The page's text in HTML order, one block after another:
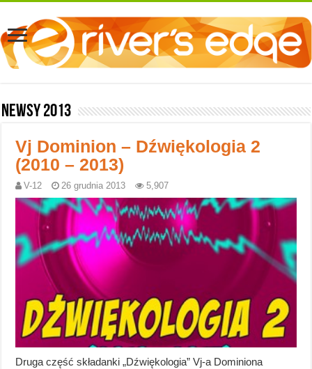
Newsy 2013
Vj Dominion – Dźwiękologia 2
(2010 – 2013)
V-12 26 grudnia 2013 5,907
Druga część składanki „Dźwiękologia” Vj-a Dominiona